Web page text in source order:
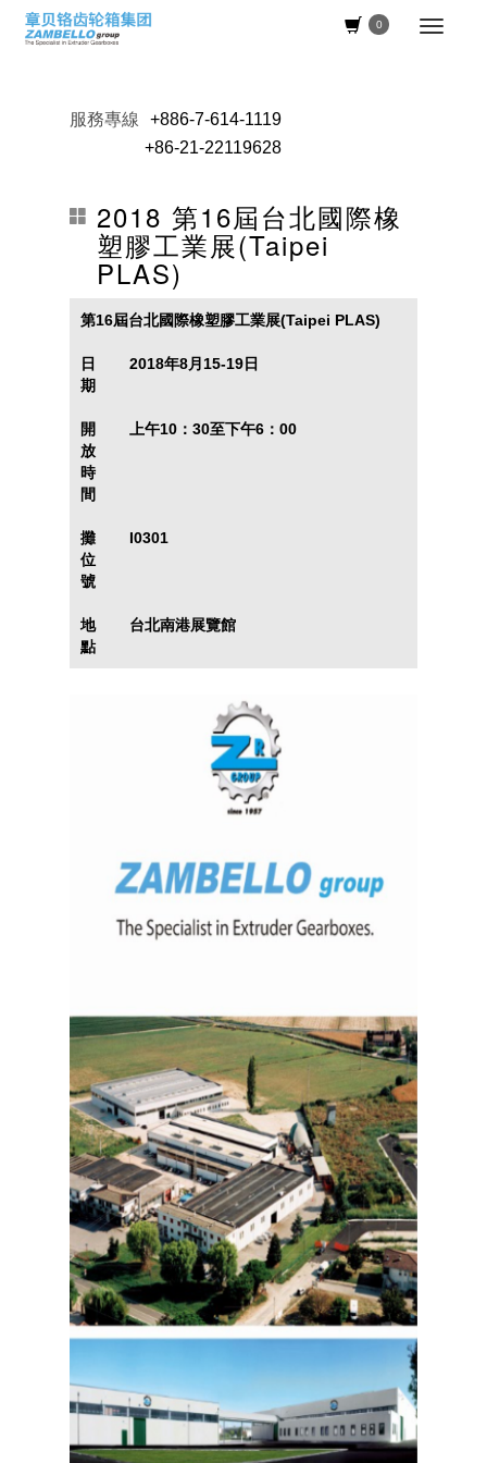
0
服務專線
+886-7-614-1119
+86-21-22119628
2018 第16屆台北國際橡
塑膠工業展(Taipei
PLAS)
第16屆台北國際橡塑膠工業展(Taipei PLAS)
日
期
2018年8月15-19日
開
放
時
間
上午10：30至下午6：00
攤
位
號
I0301
地
點
台北南港展覽館